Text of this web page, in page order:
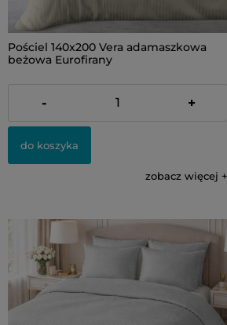
Pościel 140x200 Vera adamaszkowa
beżowa Eurofirany
121,00 zł
- +
do koszyka
zobacz więcej